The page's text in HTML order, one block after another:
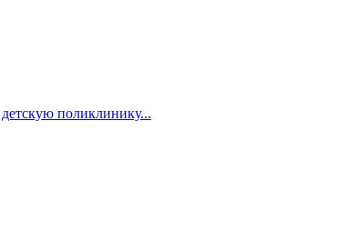
поликлинику...